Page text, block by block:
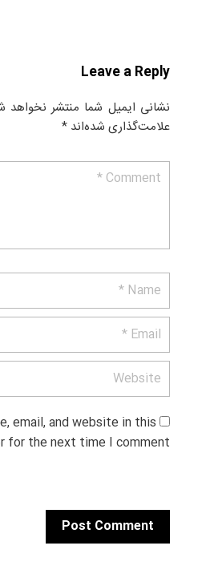
Leave a Reply
نشانی ایمیل شما منتشر نخواهد
علامت‌گذاری شده‌اند *
email, and website in this
for the next time I comment.